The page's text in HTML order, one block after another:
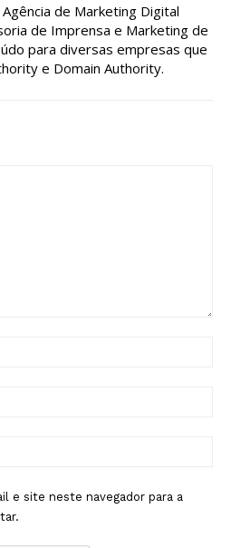
de Marketing Digital
de Imprensa e Marketing de
para diversas empresas que
e Domain Authority.
e site neste navegador para a